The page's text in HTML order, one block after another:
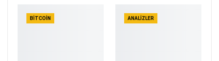
BITCOIN ANALIZLER